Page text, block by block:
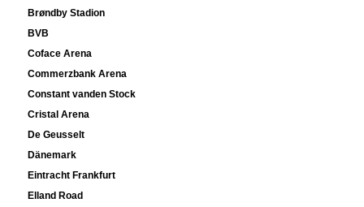
Brøndby Stadion
BVB
Coface Arena
Commerzbank Arena
Constant vanden Stock
Cristal Arena
De Geusselt
Dänemark
Eintracht Frankfurt
Elland Road